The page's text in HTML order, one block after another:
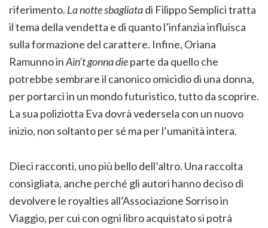
riferimento. La notte sbagliatadi Filippo Semplici tratta
il tema della vendetta e di quanto l’infanzia influisca
sulla formazione del carattere. Infine, Oriana
Ramunno inAin’t gonna dieparte da quello che
potrebbe sembrare il canonico omicidio di una donna,
per portarci in un mondo futuristico, tutto da scoprire.
La sua poliziotta Eva dovrà vedersela con un nuovo
inizio, non soltanto per sé ma per l’umanità intera.
Dieci racconti, uno più bello dell’altro. Una raccolta
consigliata, anche perché gli autori hanno deciso di
devolvere le royalties all’Associazione Sorriso in
Viaggio, per cui con ogni libro acquistato si potrà